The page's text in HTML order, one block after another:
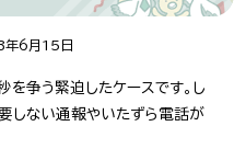
6月15日
争う緊迫したケースです。し
しない通報やいたずら電話が